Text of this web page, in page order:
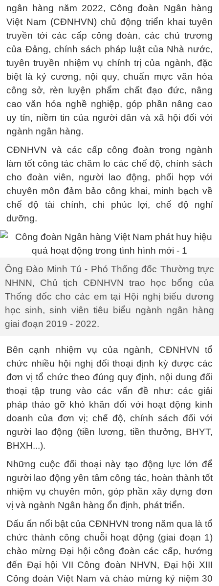
ngân hàng năm 2022, Công đoàn Ngân hàng
Việt Nam (CĐNHVN) chủ động triển khai tuyên
truyền tới các cấp công đoàn, các chủ trương
của Đảng, chính sách pháp luật của Nhà nước,
tuyên truyền nhiệm vụ chính trị của ngành, đặc
biệt là kỷ cương, nội quy, chuẩn mực văn hóa
công sở, rèn luyện phẩm chất đạo đức, nâng
cao văn hóa nghề nghiệp, góp phần nâng cao
uy tín, niềm tin của người dân và xã hội đối với
ngành ngân hàng.
CĐNHVN và các cấp công đoàn trong ngành
làm tốt công tác chăm lo các chế độ, chính sách
cho đoàn viên, người lao động, phối hợp với
chuyên môn đảm bảo công khai, minh bạch về
chế độ tài chính, chi phúc lợi, chế độ nghỉ
dưỡng.
Ông Đào Minh Tú - Phó Thống đốc Thường trực
NHNN, Chủ tịch CĐNHVN trao học bổng của
Thống đốc cho các em tại Hội nghị biểu dương
học sinh, sinh viên tiêu biểu ngành ngân hàng
giai đoạn 2019 - 2022.
Bên cạnh nhiệm vụ của ngành, CĐNHVN tổ
chức nhiều hội nghị đối thoại định kỳ được các
đơn vị tổ chức theo đúng quy định, nội dung đối
thoại tập trung vào các vấn đề như: các giải
pháp tháo gỡ khó khăn đối với hoạt động kinh
doanh của đơn vị; chế độ, chính sách đối với
người lao động (tiền lương, tiền thưởng, BHYT,
BHXH...).
Những cuộc đối thoại này tạo động lực lớn để
người lao động yên tâm công tác, hoàn thành tốt
nhiệm vụ chuyên môn, góp phần xây dựng đơn
vị và ngành Ngân hàng ổn định, phát triển.
Dấu ấn nổi bật của CĐNHVN trong năm qua là tổ
chức thành công chuỗi hoạt động (giai đoạn 1)
chào mừng Đại hội công đoàn các cấp, hướng
đến Đại hội VII Công đoàn NHVN, Đại hội XIII
Công đoàn Việt Nam và chào mừng kỷ niệm 30